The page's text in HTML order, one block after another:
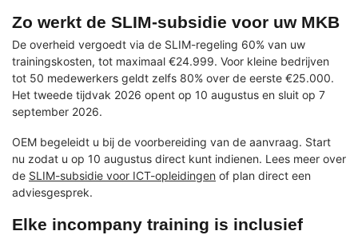
Zo werkt de SLIM-subsidie voor uw MKB
De overheid vergoedt via de SLIM-regeling 60% van uw
trainingskosten, tot maximaal €24.999. Voor kleine bedrijven
tot 50 medewerkers geldt zelfs 80% over de eerste €25.000.
Het tweede tijdvak 2026 opent op 10 augustus en sluit op 7
september 2026.
OEM begeleidt u bij de voorbereiding van de aanvraag. Start
nu zodat u op 10 augustus direct kunt indienen. Lees meer over
de SLIM-subsidie voor ICT-opleidingen of plan direct een
adviesgesprek.
Elke incompany training is inclusief